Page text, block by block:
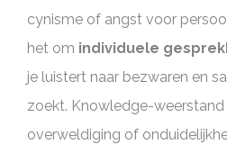
cynisme of angst voor
het om individuele
je luistert naar bezwaren en
zoekt. Knowledge-
overweldiging of